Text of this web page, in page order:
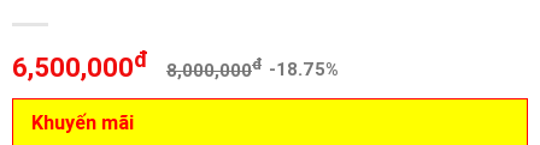
6,500,000đ 8,000,000đ -18.75%
Khuyến mãi